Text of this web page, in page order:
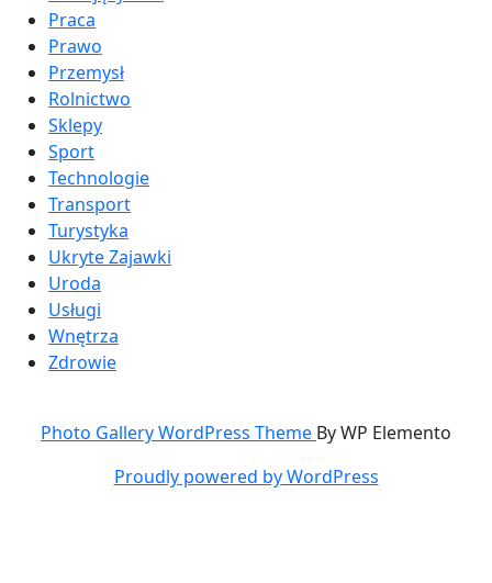
Praca
Prawo
Przemysł
Rolnictwo
Sklepy
Sport
Technologie
Transport
Turystyka
Ukryte Zajawki
Uroda
Usługi
Wnętrza
Zdrowie
Photo Gallery WordPress Theme By WP Elemento
Proudly powered by WordPress